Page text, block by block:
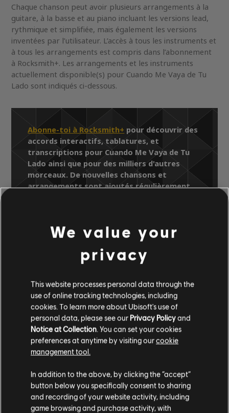
Chaque chanson peut avoir plusieurs arrangements à la
guitare, à la basse et au piano incluant les versions lead,
rythmique et simplifiée, mais également les versions
inventées par l’utilisateur. L’accès à tous les instruments et
à tous les arrangements est compris dans l’abonnement
à Rocksmith+. Les arrangements et les instruments
actuellement disponible(s) pour Cuando Me Vaya de Tu
Lado sont indiqués ci-dessous.
Abonne-toi à Rocksmith+ pour découvrir des
accords interactifs, tablatures, et
transcriptions pour Cuando Me Vaya de Tu
Lado ainsi que pour des milliers d'autres
morceaux. De nouvelles chansons et
arrangements sont ajoutés régulièrement,
Artistes (A à Z)
Juan Gabriel
10 Éxitos
Cuando Me Vaya de Tu Lado
ARRANGEMENTS
VÉRIFIÉS
Instrument / Type d'arr. Vérifié Créateur
We value your
privacy
This website processes personal data through the
use of online tracking technologies, including
cookies. To learn more about Ubisoft's use of
personal data, please see our Privacy Policyand
Notice at Collection . You can set your cookies
preferences at anytime by visiting ourcookie
management tool.
In addition to the above, by clicking the “accept”
button below you specifically consent to sharing
and recording of your website activity, including
game browsing and purchase activity, with